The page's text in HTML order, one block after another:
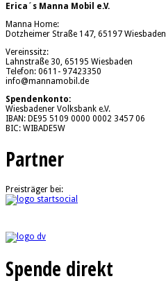
Erica´s Manna Mobil e.V.
Manna Home:
Dotzheimer Straße 147, 65197 Wiesbaden
Vereinssitz:
Lahnstraße 30, 65195 Wiesbaden
Telefon: 0611- 97423350
info@mannamobil.de
Spendenkonto:
Wiesbadener Volksbank e.V.
IBAN: DE95 5109 0000 0002 3457 06
BIC: WIBADE5W
Partner
Preisträger bei:
Spende direkt